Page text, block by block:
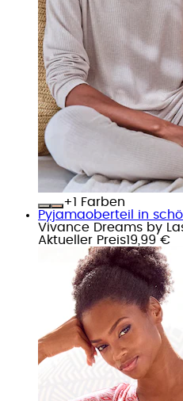
+
Farben
Pyjamaoberteil in
Vivance Dreams by
Aktueller Preis19,99 €